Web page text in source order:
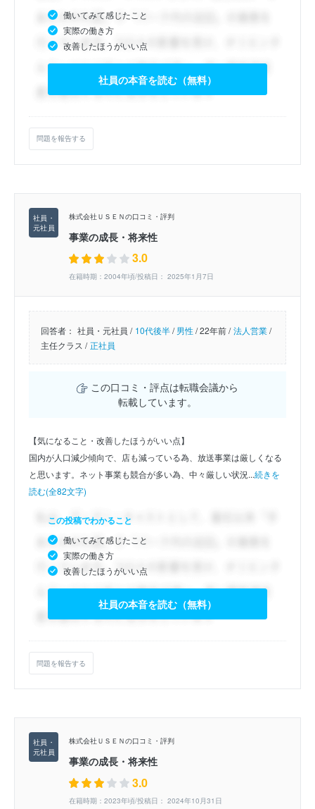
働いてみて感じたこと
実際の働き方
改善したほうがいい点
社員の本音を読む（無料）
問題を報告する
株式会社ＵＳＥＮの口コミ・評判
事業の成長・将来性
3.0
在籍時期：2004年頃/投稿日： 2025年1月7日
回答者： 社員・元社員 / 10代後半/男性/22年前 / 法人営業/
主任クラス / 正社員
この口コミ・評点は転職会議から
転載しています。
【気になること・改善したほうがいい点】
国内が人口減少傾向で、店も減っている為、放送事業は厳しくなる
と思います。ネット事業も競合が多い為、中々厳しい状況...続きを
読む(全82文字)
この投稿でわかること
働いてみて感じたこと
実際の働き方
改善したほうがいい点
社員の本音を読む（無料）
問題を報告する
株式会社ＵＳＥＮの口コミ・評判
事業の成長・将来性
3.0
在籍時期：2023年頃/投稿日： 2024年10月31日